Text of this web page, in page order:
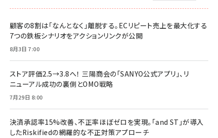
顧客の8割は「なんとなく」離脱する。ECリピート売上を最大化する
7つの鉄板シナリオをアクションリンクが公開
8月3日 7:00
ストア評価2.5→3.8へ！ 三陽商会の「SANYO公式アプリ」、リ
ニューアル成功の裏側とOMO戦略
7月29日 8:00
決済承認率15%改善、不正率ほぼゼロを実現。「and ST」が導入
したRiskifiedの網羅的な不正対策アプローチ